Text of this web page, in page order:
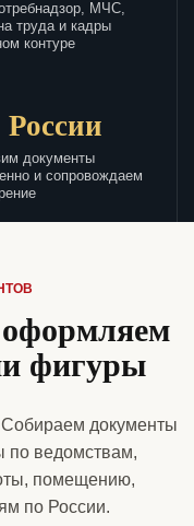
МЧС,
труда и кадры
контуре
документы
и сопровождаем
фигуры
документы
по ведомствам,
помещению,
по России.